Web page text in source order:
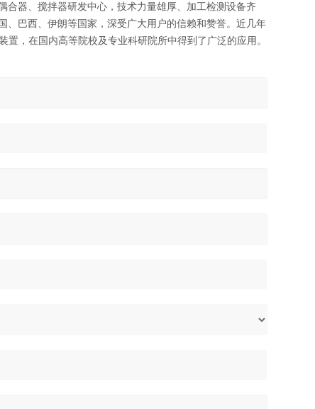
器、搅拌器研发中心，技术力量雄厚、加工检测设备齐
巴西、伊朗等国家，深受广大用户的信赖和赞誉。近几年
，在国内高等院校及专业科研院所中得到了广泛的应用。